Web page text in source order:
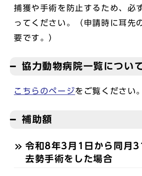
捕獲や手術を防止するため、必
ってください。（申請時に耳先
要です。）
協力動物病院一覧につい
こちらのページをご覧ください。
補助額
令和8年3月1日から同月
去勢手術をした場合